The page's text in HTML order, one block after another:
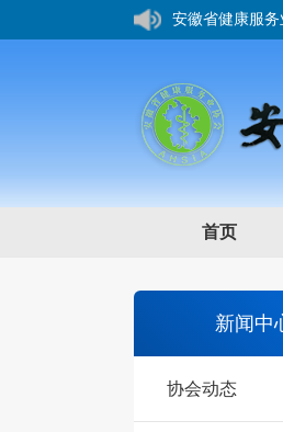
安徽省健康服
首页
新闻中
协会动态